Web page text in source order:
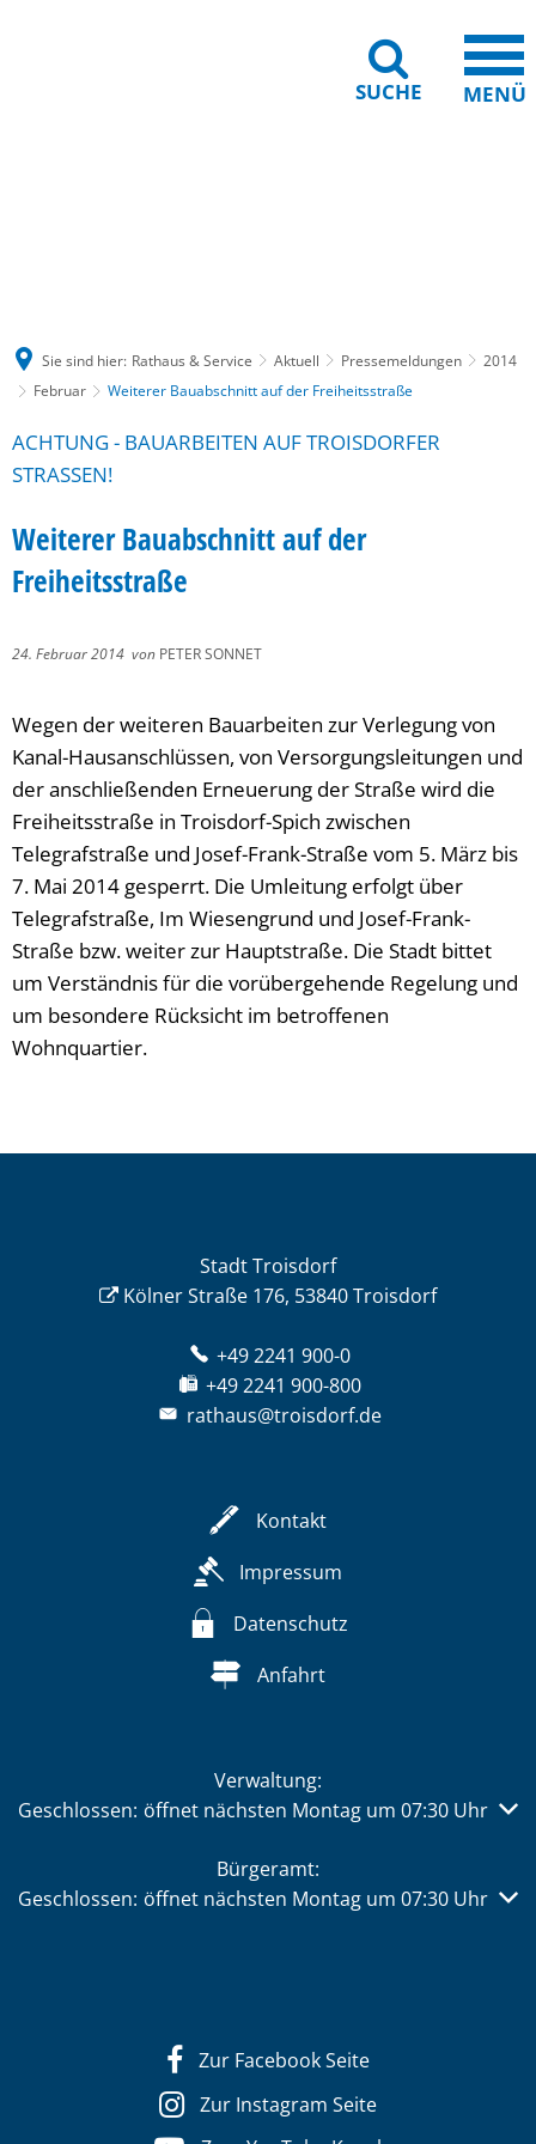
SUCHE MENÜ
Sie sind hier: Rathaus & Service Aktuell Pressemeldungen
2014
Februar
Weiterer Bauabschnitt auf der Freiheitsstraße
ACHTUNG - BAUARBEITEN AUF TROISDORFER
STRASSEN!
Weiterer Bauabschnitt auf der
Freiheitsstraße
24. Februar 2014 von PETER SONNET
Wegen der weiteren Bauarbeiten zur Verlegung von
Kanal-Hausanschlüssen, von Versorgungsleitungen und
der anschließenden Erneuerung der Straße wird die
Freiheitsstraße in Troisdorf-Spich zwischen
Telegrafstraße und Josef-Frank-Straße vom 5. März bis
7. Mai 2014 gesperrt. Die Umleitung erfolgt über
Telegrafstraße, Im Wiesengrund und Josef-Frank-
Straße bzw. weiter zur Hauptstraße. Die Stadt bittet
um Verständnis für die vorübergehende Regelung und
um besondere Rücksicht im betroffenen
Wohnquartier.
Stadt Troisdorf
Kölner Straße 176, 53840 Troisdorf
+49 2241 900-0
+49 2241 900-800
rathaus@troisdorf.de
Kontakt
Impressum
Datenschutz
Anfahrt
Verwaltung:
Klicken, um weitere Öffnungs- oder Schließzeiten
Geschlossen: öffnet nächsten Montag um 07:30 Uhr
Bürgeramt:
Klicken, um weitere Öffnungs- oder Schließzeiten
Geschlossen: öffnet nächsten Montag um 07:30 Uhr
Zur Facebook Seite
Zur Instagram Seite